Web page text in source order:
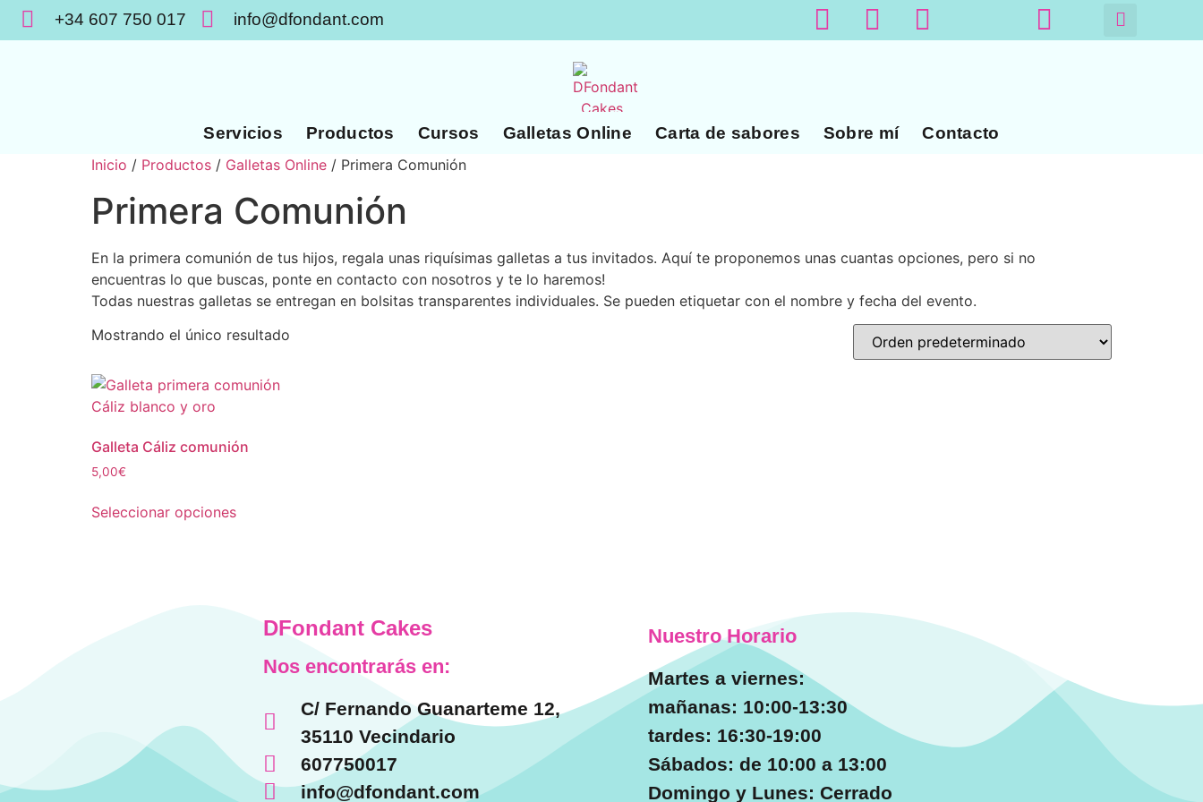
+34 607 750 017 info@dfondant.com
Servicios Productos Cursos Galletas Online Carta de sabores Sobre mí Contacto
Inicio / Productos / Galletas Online / Primera Comunión
Primera Comunión
En la primera comunión de tus hijos, regala unas riquísimas galletas a tus invitados. Aquí te proponemos unas cuantas opciones, pero si no
encuentras lo que buscas, ponte en contacto con nosotros y te lo haremos!
Todas nuestras galletas se entregan en bolsitas transparentes individuales. Se pueden etiquetar con el nombre y fecha del evento.
Mostrando el único resultado
Galleta Cáliz comunión
5,00€
Seleccionar opciones
DFondant Cakes
Nos encontrarás en:
C/ Fernando Guanarteme 12,
35110 Vecindario
607750017
info@dfondant.com
Nuestro Horario
Martes a viernes:
mañanas: 10:00-13:30
tardes: 16:30-19:00
Sábados: de 10:00 a 13:00
Domingo y Lunes: Cerrado